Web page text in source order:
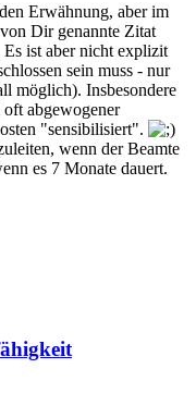
Erwähnung, aber im
Dir genannte Zitat
Es ist aber nicht explizit
sein muss - nur
möglich). Insbesondere
abgewogener
"sensibilisiert".
wenn der Beamte
es 7 Monate dauert.